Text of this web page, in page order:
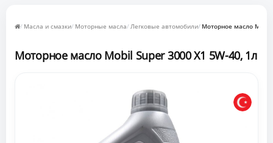
Масла и смазки Моторные масла Легковые автомобили Моторное масло Mobil
Моторное масло Mobil Super 3000 X1 5W-40, 1л